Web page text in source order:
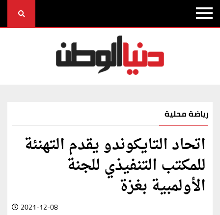
رياضة محلية
اتحاد التايكوندو يقدم التهنئة
للمكتب التنفيذي للجنة
الأولمبية بغزة
2021-12-08